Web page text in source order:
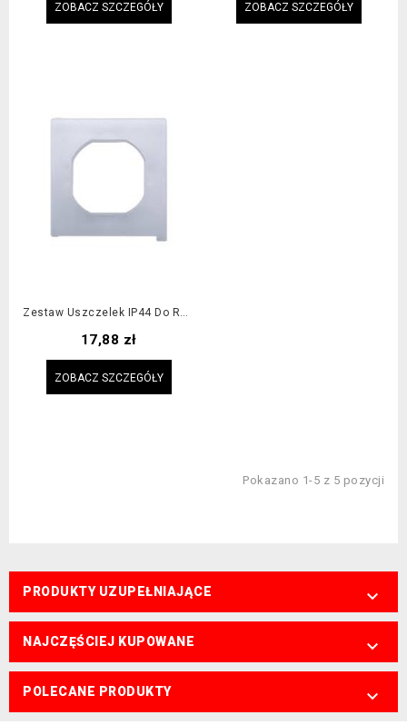
ZOBACZ SZCZEGÓŁY ZOBACZ SZCZEGÓŁY
Zestaw Uszczelek IP44 Do Ramki 5-Krotnej
Cena
17,88 zł
ZOBACZ SZCZEGÓŁY
Pokazano 1-5 z 5 pozycji
PRODUKTY UZUPEŁNIAJĄCE 
NAJCZĘŚCIEJ KUPOWANE 
POLECANE PRODUKTY 